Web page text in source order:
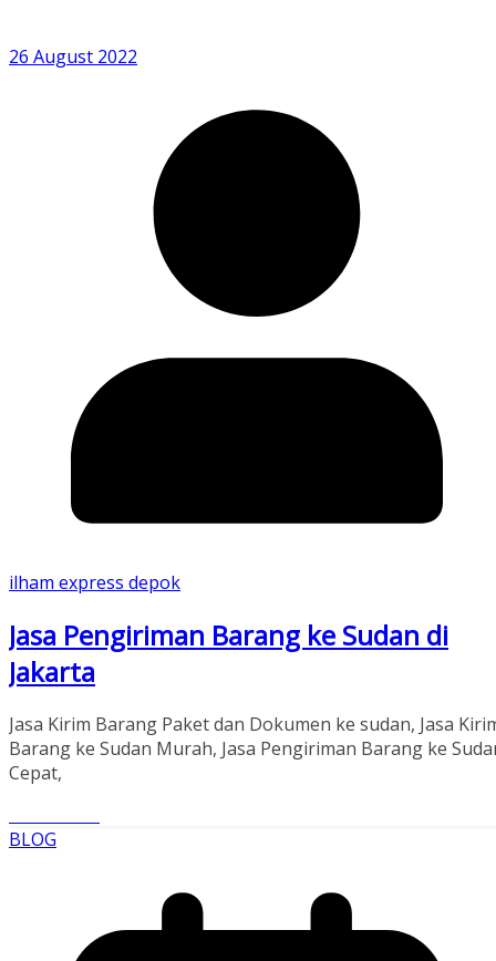
26 August 2022
ilham express depok
Jasa Pengiriman Barang ke Sudan di
Jakarta
Jasa Kirim Barang Paket dan Dokumen ke sudan, Jasa
Barang ke Sudan Murah, Jasa Pengiriman Barang ke
Cepat,
BLOG